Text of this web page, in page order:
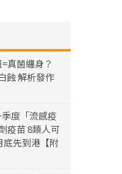
真菌纏身？
蝕 解析發作
度「流感疫
疫苗 8類人可
底先到港【附